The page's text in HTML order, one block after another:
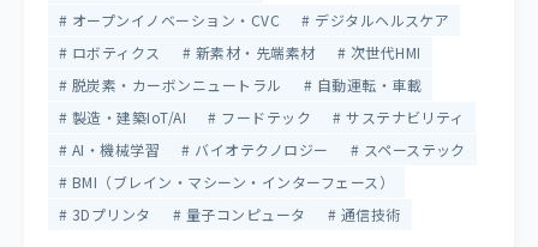
オープンイノベーション・CVC
デジタルヘルスケア
ロボティクス
新素材・先端素材
次世代HMI
脱炭素・カーボンニュートラル
自動運転・車載
製造・建築IoT/AI
フードテック
サステナビリティ
AI・機械学習
バイオテクノロジー
スペーステック
BMI（ブレイン・マシーン・インターフェース）
3Dプリンタ
量子コンピュータ 通信技術